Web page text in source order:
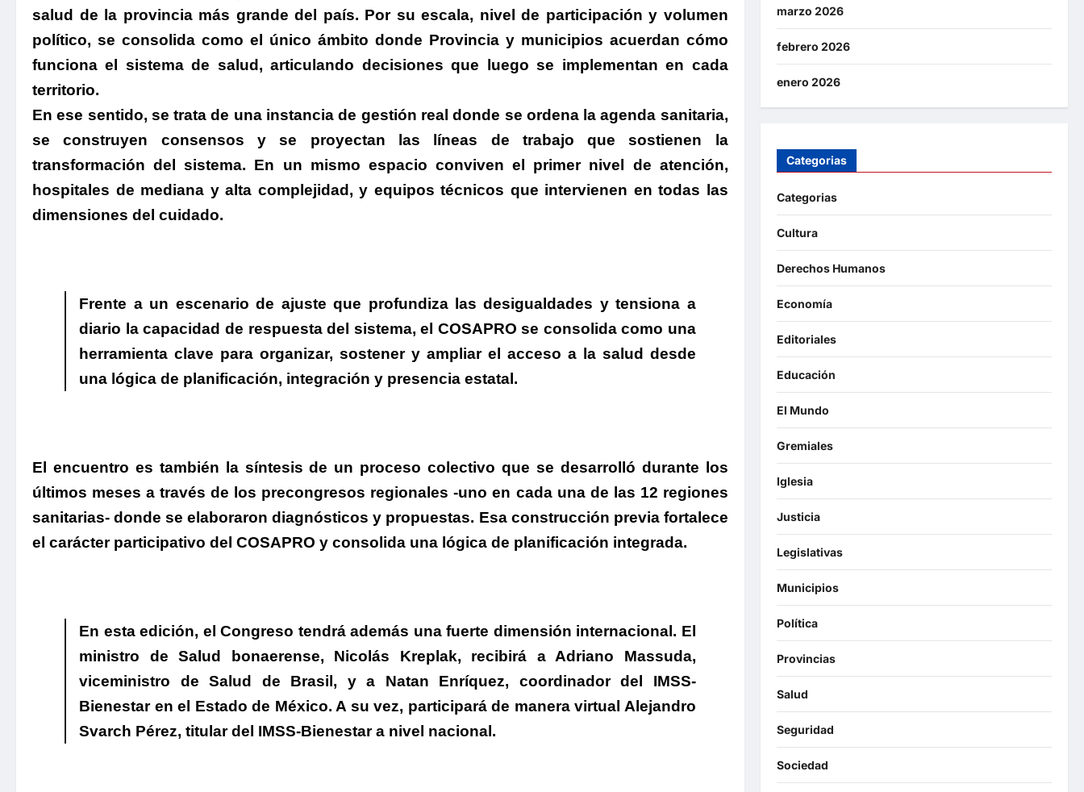
salud de la provincia más grande del país. Por su escala, nivel de participación y volumen
político, se consolida como el único ámbito donde Provincia y municipios acuerdan cómo
funciona el sistema de salud, articulando decisiones que luego se implementan en cada
territorio.
En ese sentido, se trata de una instancia de gestión real donde se ordena la agenda sanitaria,
se construyen consensos y se proyectan las líneas de trabajo que sostienen la
transformación del sistema. En un mismo espacio conviven el primer nivel de atención,
hospitales de mediana y alta complejidad, y equipos técnicos que intervienen en todas las
dimensiones del cuidado.
Frente a un escenario de ajuste que profundiza las desigualdades y tensiona a
diario la capacidad de respuesta del sistema,el COSAPRO se consolida como una
herramienta clave para organizar, sostener y ampliar el acceso a la salud desde
una lógica de planificación, integración y presencia estatal.
El encuentro es también la síntesis de un proceso colectivo que se desarrolló durante los
últimos meses a través de los precongresos regionales -uno en cada una de las 12 regiones
sanitarias- donde se elaboraron diagnósticos y propuestas. Esa construcción previa fortalece
el carácter participativo del COSAPRO y consolida una lógica de planificación integrada.
En esta edición, el Congreso tendrá además una fuerte dimensión internacional. El
ministro de Salud bonaerense, Nicolás Kreplak, recibirá a Adriano Massuda,
viceministro de Salud de Brasil, y a Natan Enríquez, coordinador del IMSS-
Bienestar en el Estado de México. A su vez, participará de manera virtual Alejandro
Svarch Pérez, titular del IMSS-Bienestar a nivel nacional.
marzo 2026
febrero 2026
enero 2026
Categorias
Categorias
Cultura
Derechos Humanos
Economía
Editoriales
Educación
El Mundo
Gremiales
Iglesia
Justicia
Legislativas
Municipios
Política
Provincias
Salud
Seguridad
Sociedad